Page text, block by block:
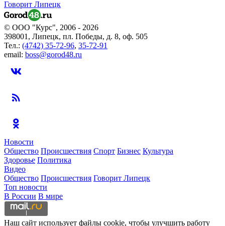
Говорит Липецк
© ООО "Курс", 2006 - 2026
398001, Липецк, пл. Победы, д. 8, оф. 505
Тел.: (4742) 35-72-96, 35-72-91
email: boss@gorod48.ru
Новости
Общество Происшествия Спорт Бизнес Культура
Здоровье Политика
Видео
Общество Происшествия Говорит Липецк
Топ новости
В России В мире
Наш сайт использует файлы cookie, чтобы улучшить работу